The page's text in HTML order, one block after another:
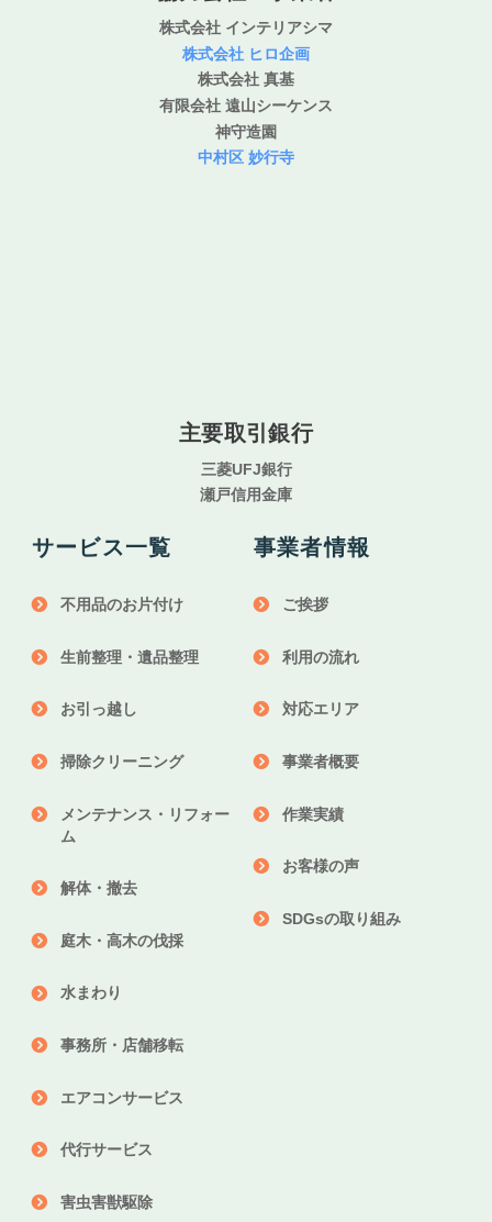
株式会社 インテリアシマ
株式会社 ヒロ企画
株式会社 真基
有限会社 遠山シーケンス
神守造園
中村区 妙行寺
主要取引銀行
三菱UFJ銀行
瀬戸信用金庫
サービス一覧
不用品のお片付け
生前整理・遺品整理
お引っ越し
掃除クリーニング
メンテナンス・リフォー
ム
解体・撤去
庭木・高木の伐採
水まわり
事務所・店舗移転
エアコンサービス
代行サービス
害虫害獣駆除
事業者情報
ご挨拶
利用の流れ
対応エリア
事業者概要
作業実績
お客様の声
SDGsの取り組み